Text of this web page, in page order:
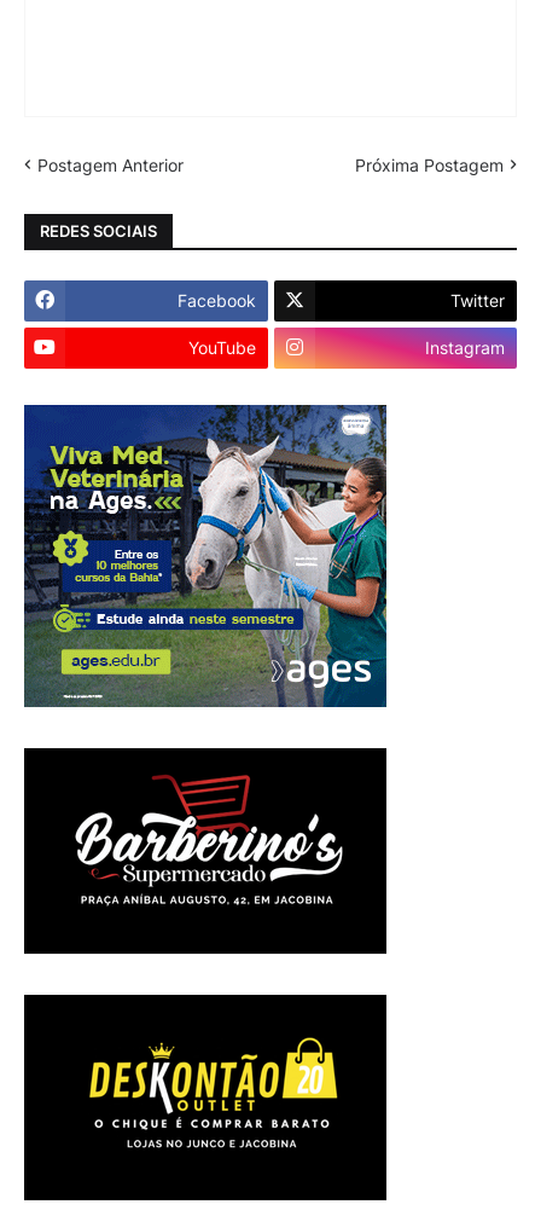
Postagem Anterior Próxima Postagem
REDES SOCIAIS
Facebook Twitter
YouTube Instagram